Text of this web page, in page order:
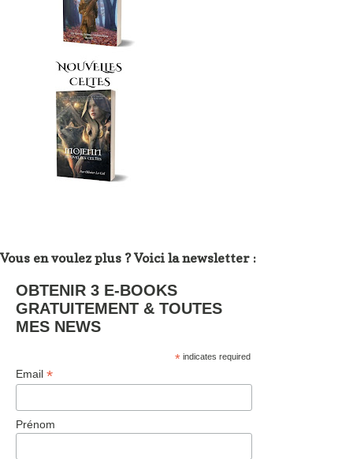
Vous en voulez plus ? Voici la newsletter :
OBTENIR 3 E-BOOKS
GRATUITEMENT & TOUTES
MES NEWS
*indicates required
Email *
Prénom